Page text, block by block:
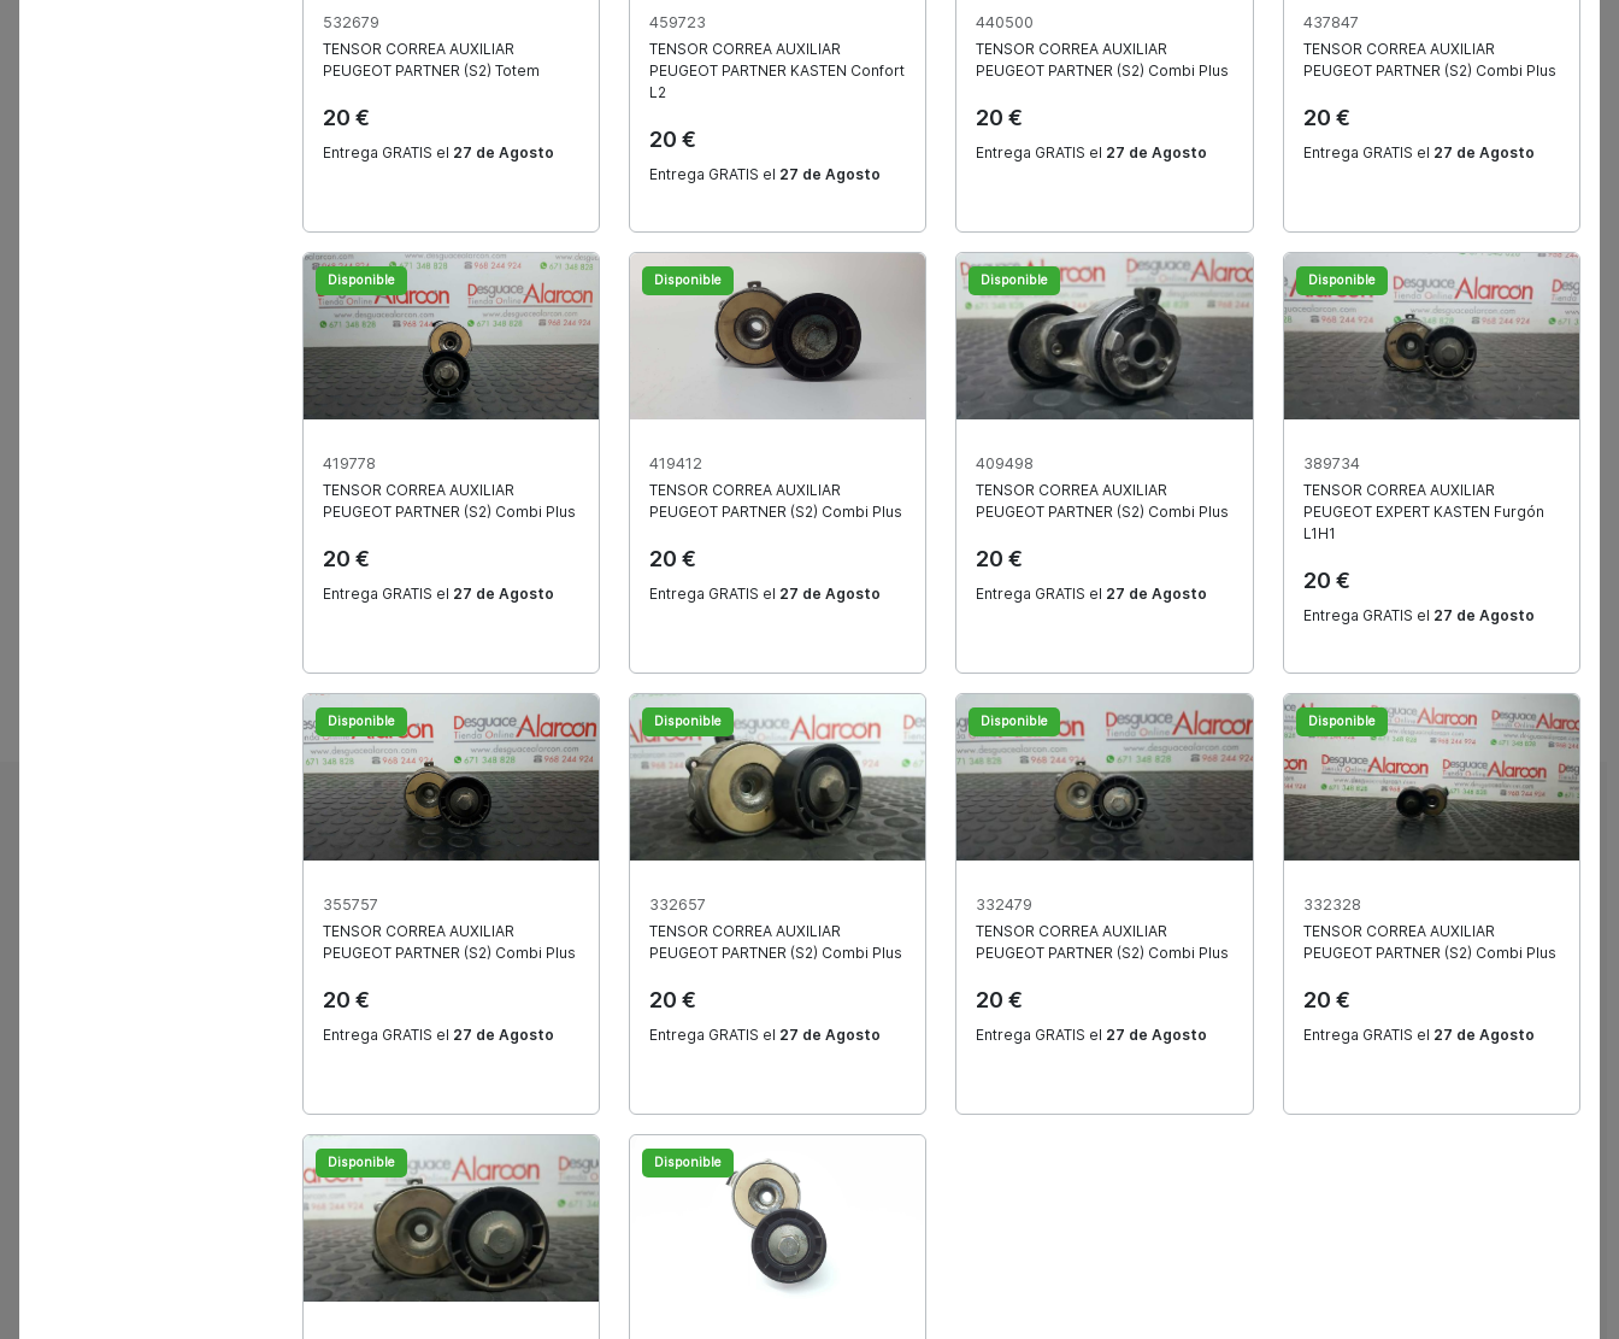
Garantía de
Tenemos para usted un stock de piezas de más de 100 marcas de vehículos
Ver todas las marcas
¿Necesitas ayuda?
Consulta nuestras preguntas frecuentes
¿Cómo hacer un pedido?
¿Cuándo recibiré mi pedido?
¿Es posible devolver un pedido?
¿Las piezas tienen garantía?
532679
TENSOR CORREA AUXILIAR
PEUGEOT PARTNER (S2) Totem
20 €
Entrega GRATIS el 27 de Agosto
459723
TENSOR CORREA AUXILIAR
PEUGEOT PARTNER KASTEN Confort
L2
20 €
Entrega GRATIS el 27 de Agosto
440500
TENSOR CORREA AUXILIAR
PEUGEOT PARTNER (S2) Combi Plus
20 €
Entrega GRATIS el 27 de Agosto
437847
TENSOR CORREA AUXILIAR
PEUGEOT PARTNER (S2) Combi Plus
20 €
Entrega GRATIS el 27 de Agosto
Disponible
419778
TENSOR CORREA AUXILIAR
PEUGEOT PARTNER (S2) Combi Plus
20 €
Entrega GRATIS el 27 de Agosto
Disponible
419412
TENSOR CORREA AUXILIAR
PEUGEOT PARTNER (S2) Combi Plus
20 €
Entrega GRATIS el 27 de Agosto
Disponible
409498
TENSOR CORREA AUXILIAR
PEUGEOT PARTNER (S2) Combi Plus
20 €
Entrega GRATIS el 27 de Agosto
Disponible
389734
TENSOR CORREA AUXILIAR
PEUGEOT EXPERT KASTEN Furgón
L1H1
20 €
Entrega GRATIS el 27 de Agosto
Disponible
355757
TENSOR CORREA AUXILIAR
PEUGEOT PARTNER (S2) Combi Plus
20 €
Entrega GRATIS el 27 de Agosto
Disponible
332657
TENSOR CORREA AUXILIAR
PEUGEOT PARTNER (S2) Combi Plus
20 €
Entrega GRATIS el 27 de Agosto
Disponible
332479
TENSOR CORREA AUXILIAR
PEUGEOT PARTNER (S2) Combi Plus
20 €
Entrega GRATIS el 27 de Agosto
Disponible
332328
TENSOR CORREA AUXILIAR
PEUGEOT PARTNER (S2) Combi Plus
20 €
Entrega GRATIS el 27 de Agosto
Disponible Disponible